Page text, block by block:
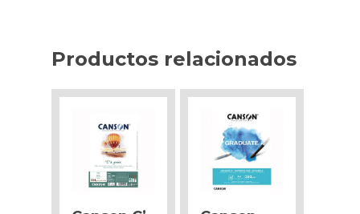
Productos relacionados